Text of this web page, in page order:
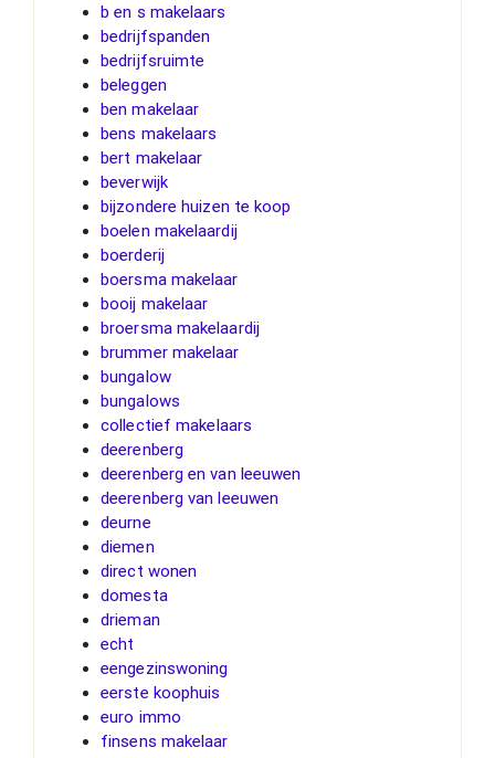
b en s makelaars
bedrijfspanden
bedrijfsruimte
beleggen
ben makelaar
bens makelaars
bert makelaar
beverwijk
bijzondere huizen te koop
boelen makelaardij
boerderij
boersma makelaar
booij makelaar
broersma makelaardij
brummer makelaar
bungalow
bungalows
collectief makelaars
deerenberg
deerenberg en van leeuwen
deerenberg van leeuwen
deurne
diemen
direct wonen
domesta
drieman
echt
eengezinswoning
eerste koophuis
euro immo
finsens makelaar